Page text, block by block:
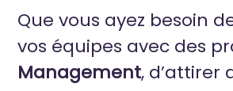
Que vous ayez besoin
vos équipes avec des
Management, d’attirer